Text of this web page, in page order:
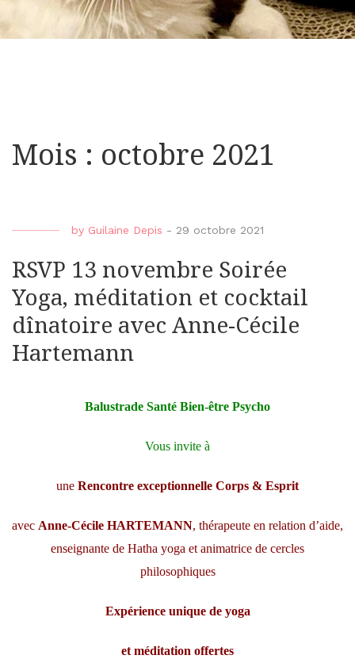
Mois : octobre 2021
by Guilaine Depis - 29 octobre 2021
RSVP 13 novembre Soirée
Yoga, méditation et cocktail
dînatoire avec Anne-Cécile
Hartemann
Balustrade Santé Bien-être Psycho
Vous invite à
une Rencontre exceptionnelle Corps & Esprit
avec Anne-Cécile HARTEMANN, thérapeute en relation d’aide,
enseignante de Hatha yoga et animatrice de cercles
philosophiques
Expérience unique de yoga
et méditation offertes